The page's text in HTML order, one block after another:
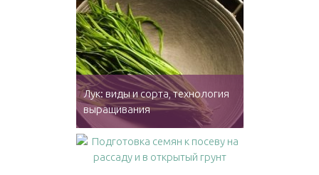
Лук: виды и сорта, технология
выращивания